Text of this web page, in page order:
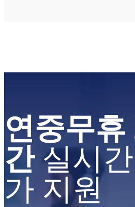
연중무휴
간 실시
가 지원